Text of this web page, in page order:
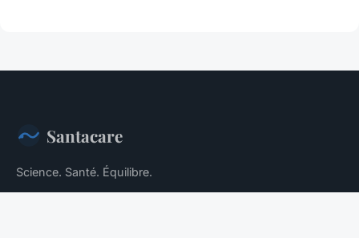
Santacare
Science. Santé. Équilibre.